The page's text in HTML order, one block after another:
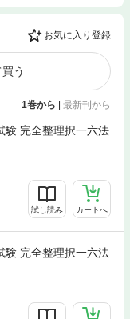
お気に入り登録
う
1巻から | 最新刊から
験 完全整理択一六法
試し読み カートへ
験 完全整理択一六法